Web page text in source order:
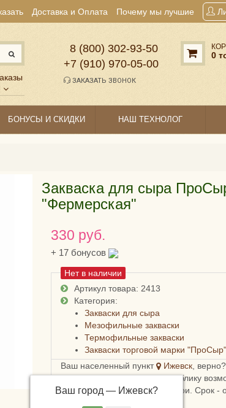
Доставка и Оплата Почему мы лучшие
8 (800) 302‑93‑50
+7 (910) 970‑05‑00
ЗАКАЗАТЬ ЗВОНОК
0
БОНУСЫ И СКИДКИ НАШ ТЕХНОЛОГ
Закваска для сыра
"Фермерская"
330 руб.
+ 17 бонусов
Нет в наличии
Артикул товара: 2413
Категория:
Закваски для сыра
Мезофильные закваски
Термофильные закваски
Закваски торговой марки "ПроСыр"
Ваш населенный пункт
Ижевск, верно?
Ваш город — Ижевск?
Доставка в Удмуртскую республику
России, СДЭКом или Боксберри. Срок -